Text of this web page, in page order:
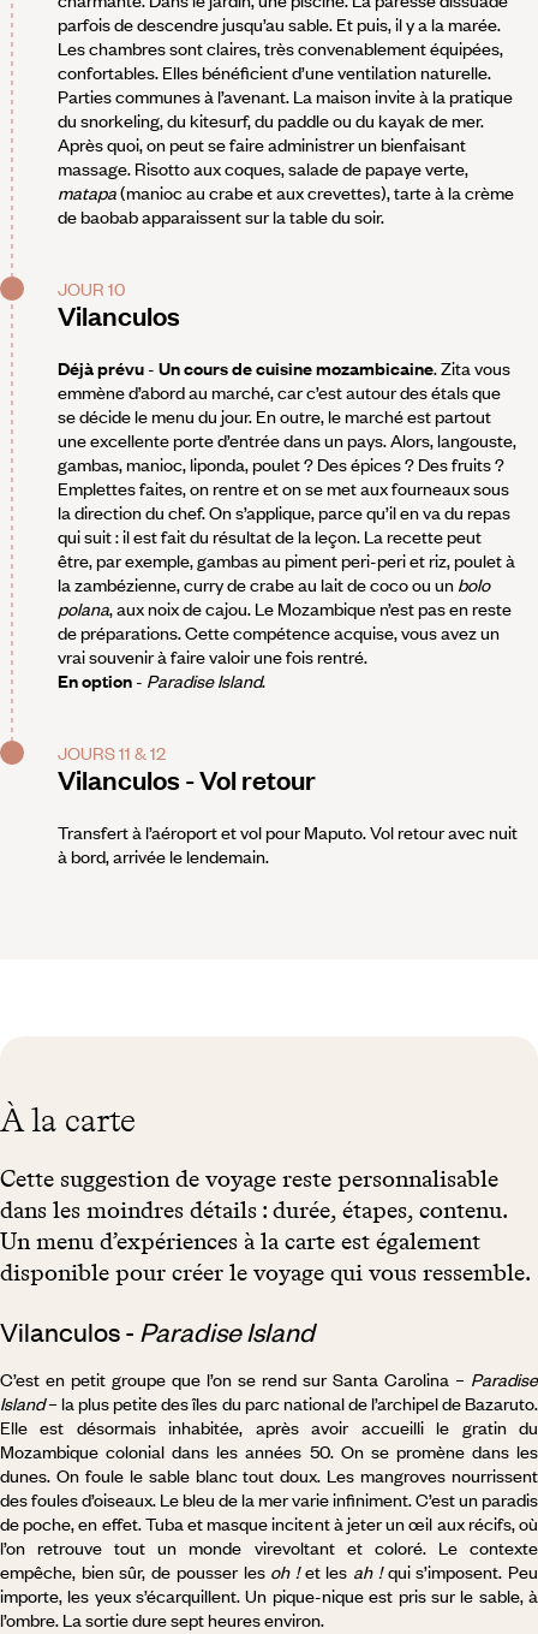
parfois de descendre jusqu’au sable. Et puis, il y a la marée.
Les chambres sont claires, très convenablement équipées,
confortables. Elles bénéficient d’une ventilation naturelle.
Parties communes à l’avenant. La maison invite à la pratique
du snorkeling, du kitesurf, du paddle ou du kayak de mer.
Après quoi, on peut se faire administrer un bienfaisant
massage. Risotto aux coques, salade de papaye verte,
matapa(manioc au crabe et aux crevettes), tarte à la crème
de baobab apparaissent sur la table du soir.
JOUR 10
Vilanculos
Déjà prévu- Un cours de cuisine mozambicaine. Zita vous
emmène d’abord au marché, car c’est autour des étals que
se décide le menu du jour. En outre, le marché est partout
une excellente porte d’entrée dans un pays. Alors, langouste,
gambas, manioc, liponda, poulet ? Des épices ? Des fruits ?
Emplettes faites, on rentre et on se met aux fourneaux sous
la direction du chef. On s’applique, parce qu’il en va du repas
qui suit : il est fait du résultat de la leçon. La recette peut
être, par exemple, gambas au piment peri-peri et riz, poulet à
la zambézienne, curry de crabe au lait de coco ou un bolo
polana, aux noix de cajou. Le Mozambique n’est pas en reste
de préparations. Cette compétence acquise, vous avez un
vrai souvenir à faire valoir une fois rentré.
En option- Paradise Island.
JOURS 11 & 12
Vilanculos - Vol retour
Transfert à l’aéroport et vol pour Maputo. Vol retour avec nuit
à bord, arrivée le lendemain.
À la carte
Cette suggestion de voyage reste personnalisable
dans les moindres détails : durée, étapes, contenu.
Un menu d’expériences à la carte est également
disponible pour créer le voyage qui vous ressemble.
Vilanculos - Paradise Island
C’est en petit groupe que l’on se rend sur Santa Carolina – Paradise
Island– la plus petite des îles du parc national de l’archipel de Bazaruto.
Elle est désormais inhabitée, après avoir accueilli le gratin du
Mozambique colonial dans les années 50. On se promène dans les
dunes. On foule le sable blanc tout doux. Les mangroves nourrissent
des foules d’oiseaux. Le bleu de la mer varie infiniment. C’est un paradis
de poche, en effet. Tuba et masque incitent à jeter un œil aux récifs, où
l’on retrouve tout un monde virevoltant et coloré. Le contexte
empêche, bien sûr, de pousser les oh !et les ah !qui s’imposent. Peu
importe, les yeux s’écarquillent. Un pique-nique est pris sur le sable, à
l’ombre. La sortie dure sept heures environ.